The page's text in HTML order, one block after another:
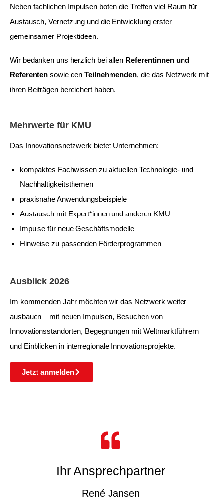
Neben fachlichen Impulsen boten die Treffen viel Raum für
Austausch, Vernetzung und die Entwicklung erster
gemeinsamer Projektideen.
Wir bedanken uns herzlich bei allen Referentinnen und
Referenten sowie den Teilnehmenden, die das Netzwerk mit
ihren Beiträgen bereichert haben.
Mehrwerte für KMU
Das Innovationsnetzwerk bietet Unternehmen:
kompaktes Fachwissen zu aktuellen Technologie- und
Nachhaltigkeitsthemen
praxisnahe Anwendungsbeispiele
Austausch mit Expert*innen und anderen KMU
Impulse für neue Geschäftsmodelle
Hinweise zu passenden Förderprogrammen
Ausblick 2026
Im kommenden Jahr möchten wir das Netzwerk weiter
ausbauen – mit neuen Impulsen, Besuchen von
Innovationsstandorten, Begegnungen mit Weltmarktführern
und Einblicken in interregionale Innovationsprojekte.
Jetzt anmelden
Ihr Ansprechpartner
René Jansen